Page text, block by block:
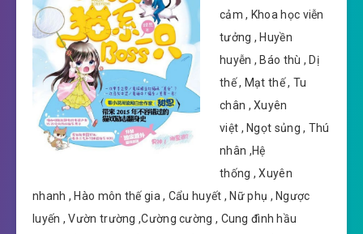
cảm , Khoa học viễn
tưởng , Huyền
huyễn , Báo thù , Dị
thế , Mạt thế , Tu
chân , Xuyên
việt , Ngọt sủng , Thú
nhân ,Hệ
thống , Xuyên
nhanh , Hào môn thế gia , Cẩu huyết , Nữ phụ , Ngược
luyến , Vườn trường ,Cường cường , Cung đình hầu